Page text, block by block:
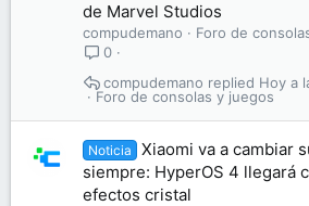
de Marvel Studios
compudemano
Foro de
0
Foro de consolas y juegos
Hoy a
compudemano
Noticia
Xiaomi va a cambiar
siempre: HyperOS 4 llegará
efectos cristal